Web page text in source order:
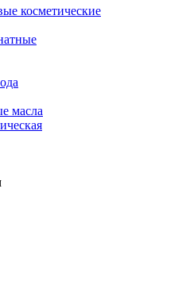
косметические
масла